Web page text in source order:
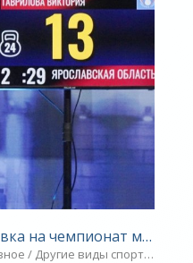
на чемпионат мира -
/ Другие виды спорта /